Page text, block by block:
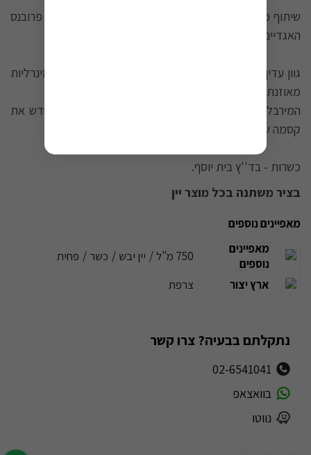
שיתוף פעולה ייחודי בין משפחת פרין הנכבדה ובעלי נכסי פרובנס
האגדיים מביא לידי ביטוי יין נדיר ומורכב.
גוון עדין כעלי כותרת ורד ארומות פירות אביביים רעננים מינרליות
מאוזנת ומרעננת.
המירבל רוזה הוא חוויה חושית שמזמינה אותך לגלות מחדש את
קסמה של דרום צרפת.
כשרות - בד''ץ בית יוסף.
בציר משתנה בכל מוצר יין
מאפיינים נוספים
מאפיינים
נוספים
750 מ"ל / יין יבש / כשר / פחית
ארץ יצור
צרפת
נתקלתם בבעיה? צרו קשר
02-6541041
בוואצאפ
נווטו